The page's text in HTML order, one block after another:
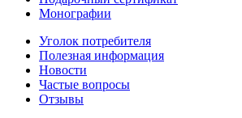
Монографии
Уголок потребителя
Полезная информация
Новости
Частые вопросы
Отзывы